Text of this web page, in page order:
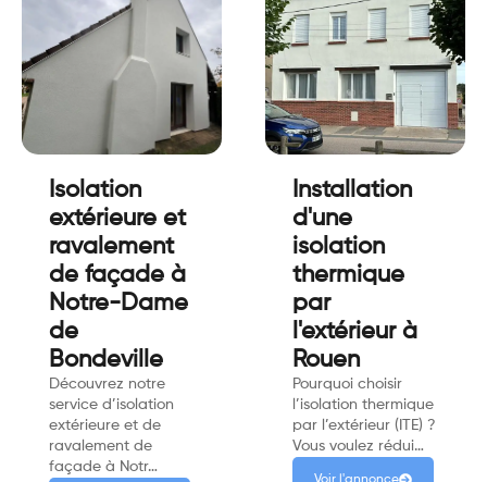
Isolation
extérieure et
ravalement
de façade à
Notre-Dame
de
Bondeville
Découvrez notre
service d’isolation
extérieure et de
ravalement de
façade à Notr…
Installation
d'une
isolation
thermique
par
l'extérieur à
Rouen
Pourquoi choisir
l’isolation thermique
par l’extérieur (ITE) ?
Vous voulez rédui…
Voir l'annonce